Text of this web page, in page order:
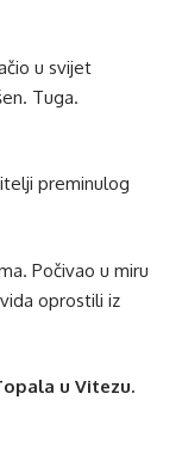
u svijet
Tuga.
preminulog
Počivao u miru
oprostili iz
u Vitezu.